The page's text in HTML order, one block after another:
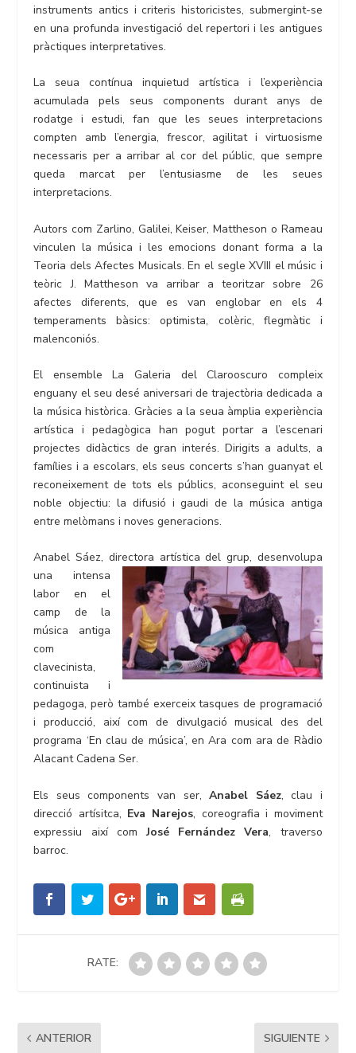
instruments antics i criteris historicistes, submergint-se
en una profunda investigació del repertori i les antigues
pràctiques interpretatives.
La seua contínua inquietud artística i l’experiència
acumulada pels seus components durant anys de
rodatge i estudi, fan que les seues interpretacions
compten amb l’energia, frescor, agilitat i virtuosisme
necessaris per a arribar al cor del públic, que sempre
queda marcat per l’entusiasme de les seues
interpretacions.
Autors com Zarlino, Galilei, Keiser, Mattheson o Rameau
vinculen la música i les emocions donant forma a la
Teoria dels Afectes Musicals. En el segle XVIII el músic i
teòric J. Mattheson va arribar a teoritzar sobre 26
afectes diferents, que es van englobar en els 4
temperaments bàsics: optimista, colèric, flegmàtic i
malenconiós.
El ensemble La Galeria del Clarooscuro compleix
enguany el seu desé aniversari de trajectòria dedicada a
la música històrica. Gràcies a la seua àmplia experiència
artística i pedagògica han pogut portar a l’escenari
projectes didàctics de gran interés. Dirigits a adults, a
famílies i a escolars, els seus concerts s’han guanyat el
reconeixement de tots els públics, aconseguint el seu
noble objectiu: la difusió i gaudi de la música antiga
entre melòmans i noves generacions.
Anabel Sáez, directora artística del grup, desenvolupa
una intensa
labor en el
camp de la
música antiga
com
clavecinista,
continuista i
pedagoga, però també exerceix tasques de programació
i producció, així com de divulgació musical des del
programa ‘En clau de música’, en Ara com ara de Ràdio
Alacant Cadena Ser.
Els seus components van ser,Anabel Sáez, clau i
direcció artísitca, Eva Narejos, coreografia i moviment
expressiu així comJosé Fernández Vera, traverso
barroc.
RATE:
ANTERIOR SIGUIENTE